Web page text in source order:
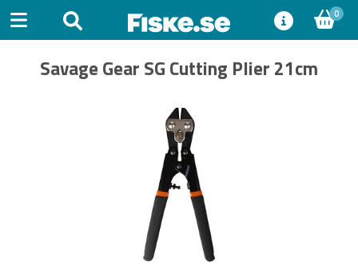
0
Savage Gear SG Cutting Plier 21cm